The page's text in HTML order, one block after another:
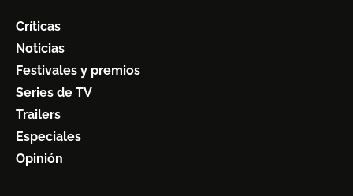
Críticas
Noticias
Festivales y premios
Series de TV
Trailers
Especiales
Opinión